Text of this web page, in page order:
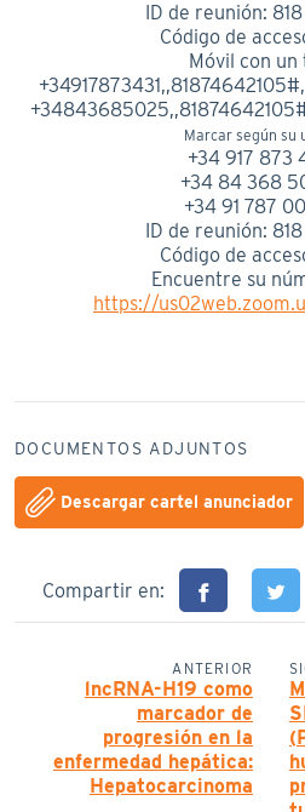
ID de reunión:
Código de
Móvil con un
Marcar según su
+34 917 873
+34 84 368
+34 91 787
ID de reunión:
Código de
Encuentre su
https://
DOCUMENTOS ADJUNTOS
Descargar cartel anunciador
Compartir en:
ANTERIOR
lncRNA-H19 como
marcador de
progresión en la
enfermedad hepática:
Hepatocarcinoma